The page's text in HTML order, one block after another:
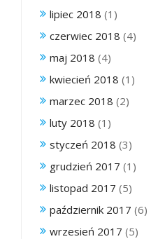
lipiec 2018 (1)
czerwiec 2018 (4)
maj 2018 (4)
kwiecień 2018 (1)
marzec 2018 (2)
luty 2018 (1)
styczeń 2018 (3)
grudzień 2017 (1)
listopad 2017 (5)
październik 2017 (6)
wrzesień 2017 (5)